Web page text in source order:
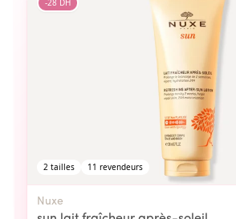
2 tailles 11 revendeurs
Nuxe